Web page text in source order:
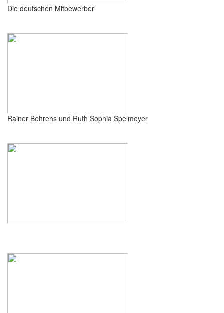
Die deutschen Mitbewerber
Rainer Behrens und Ruth Sophia Spelmeyer